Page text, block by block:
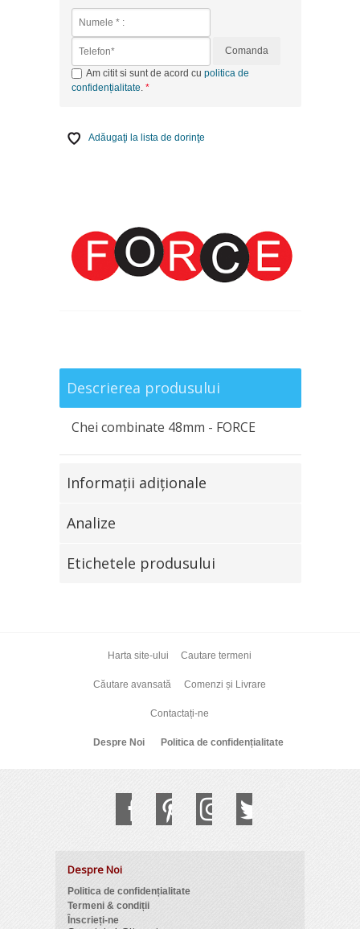
Comanda
Am citit si sunt de acord cu politica de
confidențialitate
Adăugaţi la lista de dorinţe
Descrierea produsului
Chei combinate 48mm - FORCE
Informaţii adiţionale
Analize
Etichetele produsului
Harta site-ului Cautare termeni
Căutare avansată Comenzi și Livrare
Contactați-ne
Despre Noi Politica de confidențialitate
Despre Noi
Politica de confidențialitate
Termeni & condiții
Înscrieți-ne